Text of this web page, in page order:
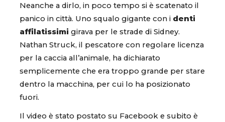
Neanche a dirlo, in poco tempo si è scatenato il
panico in città. Uno squalo gigante con i denti
affilatissimi girava per le strade di Sidney.
Nathan Struck, il pescatore con regolare licenza
per la caccia all’animale, ha dichiarato
semplicemente che era troppo grande per stare
dentro la macchina, per cui lo ha posizionato
fuori.
Il video è stato postato su Facebook e subito è